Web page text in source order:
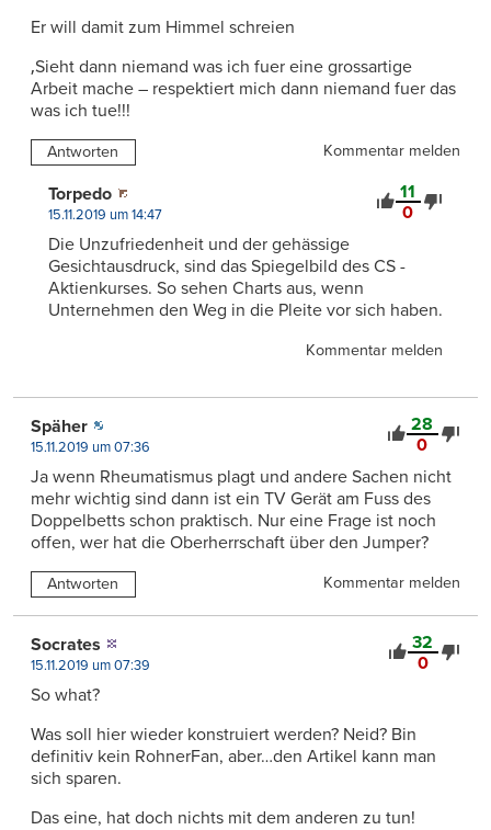
Er will damit zum Himmel schreien
‚Sieht dann niemand was ich fuer eine grossartige
Arbeit mache – respektiert mich dann niemand fuer das
was ich tue!!!
Antworten Kommentar melden
11
0
Torpedo
15.11.2019 um 14:47
Die Unzufriedenheit und der gehässige
Gesichtausdruck, sind das Spiegelbild des CS -
Aktienkurses. So sehen Charts aus, wenn
Unternehmen den Weg in die Pleite vor sich haben.
Kommentar melden
28
0
Späher
15.11.2019 um 07:36
Ja wenn Rheumatismus plagt und andere Sachen nicht
mehr wichtig sind dann ist ein TV Gerät am Fuss des
Doppelbetts schon praktisch. Nur eine Frage ist noch
offen, wer hat die Oberherrschaft über den Jumper?
Antworten Kommentar melden
32
0
Socrates
15.11.2019 um 07:39
So what?
Was soll hier wieder konstruiert werden? Neid? Bin
definitiv kein RohnerFan, aber…den Artikel kann man
sich sparen.
Das eine, hat doch nichts mit dem anderen zu tun!